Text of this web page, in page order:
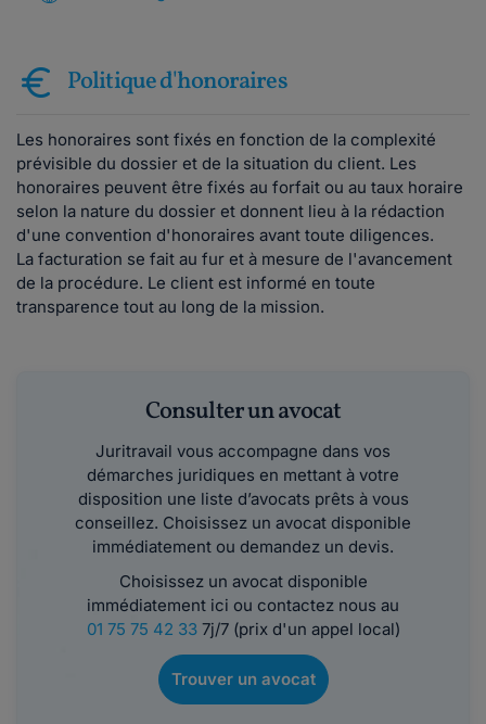
Politique d'honoraires
Les honoraires sont fixés en fonction de la complexité
prévisible du dossier et de la situation du client. Les
honoraires peuvent être fixés au forfait ou au taux horaire
selon la nature du dossier et donnent lieu à la rédaction
d'une convention d'honoraires avant toute diligences.
La facturation se fait au fur et à mesure de l'avancement
de la procédure. Le client est informé en toute
transparence tout au long de la mission.
Consulter un avocat
Juritravail vous accompagne dans vos
démarches juridiques en mettant à votre
disposition une liste d’avocats prêts à vous
conseillez. Choisissez un avocat disponible
immédiatement ou demandez un devis.
Choisissez un avocat disponible
immédiatement ici ou contactez nous au
01 75 75 42 337j/7 (prix d'un appel local)
Trouver un avocat